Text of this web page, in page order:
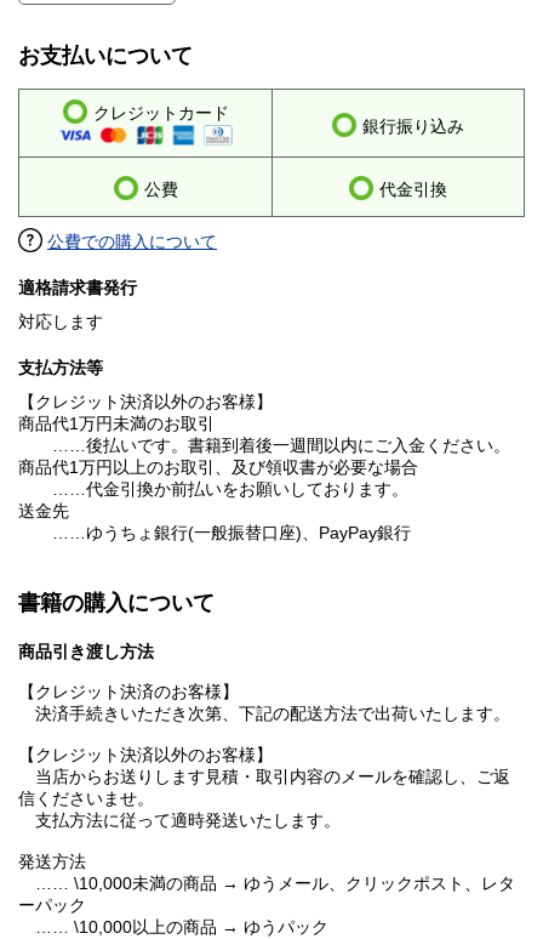
お支払いについて
クレジットカード
銀行振り込み
公費 代金引換
公費での購入について
適格請求書発行
対応します
支払方法等
【クレジット決済以外のお客様】
商品代1万円未満のお取引
……後払いです。書籍到着後一週間以内にご入金ください。
商品代1万円以上のお取引、及び領収書が必要な場合
……代金引換か前払いをお願いしております。
送金先
……ゆうちょ銀行(一般振替口座)、PayPay銀行
書籍の購入について
商品引き渡し方法
【クレジット決済のお客様】
決済手続きいただき次第、下記の配送方法で出荷いたします。
【クレジット決済以外のお客様】
当店からお送りします見積・取引内容のメールを確認し、ご返
信くださいませ。
支払方法に従って適時発送いたします。
発送方法
…… \10,000未満の商品 → ゆうメール、クリックポスト、レタ
ーパック
…… \10,000以上の商品 → ゆうパック